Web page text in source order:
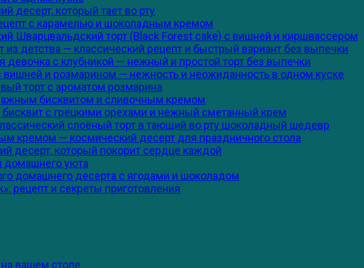
десерт, который тает во рту
с карамелью и шоколадным кремом
Шварцвальдский торт (Black Forest cake) с вишней и киршвассером
из детства — классический рецепт и быстрый вариант без выпечки
девочка с клубникой — нежный и простой торт без выпечки
и розмарином — нежность и неожиданность в одном куске
торт с ароматом розмарина
бисквитом и сливочным кремом
бисквит с грецкими орехами и нежный сметанный крем
слоёный торт в тающий во рту шоколадный шедевр
кремом — космический десерт для праздничного стола
который покорит сердце каждой
домашнего уюта
домашнего десерта с ягодами и шоколадом
рецепт и секреты приготовления
вашем столе